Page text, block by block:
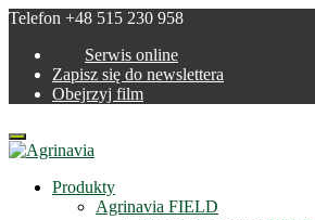
Telefon +48 515 230 958
Serwis online
Zapisz się do newslettera
Obejrzyj film
Menu
Produkty
Agrinavia FIELD